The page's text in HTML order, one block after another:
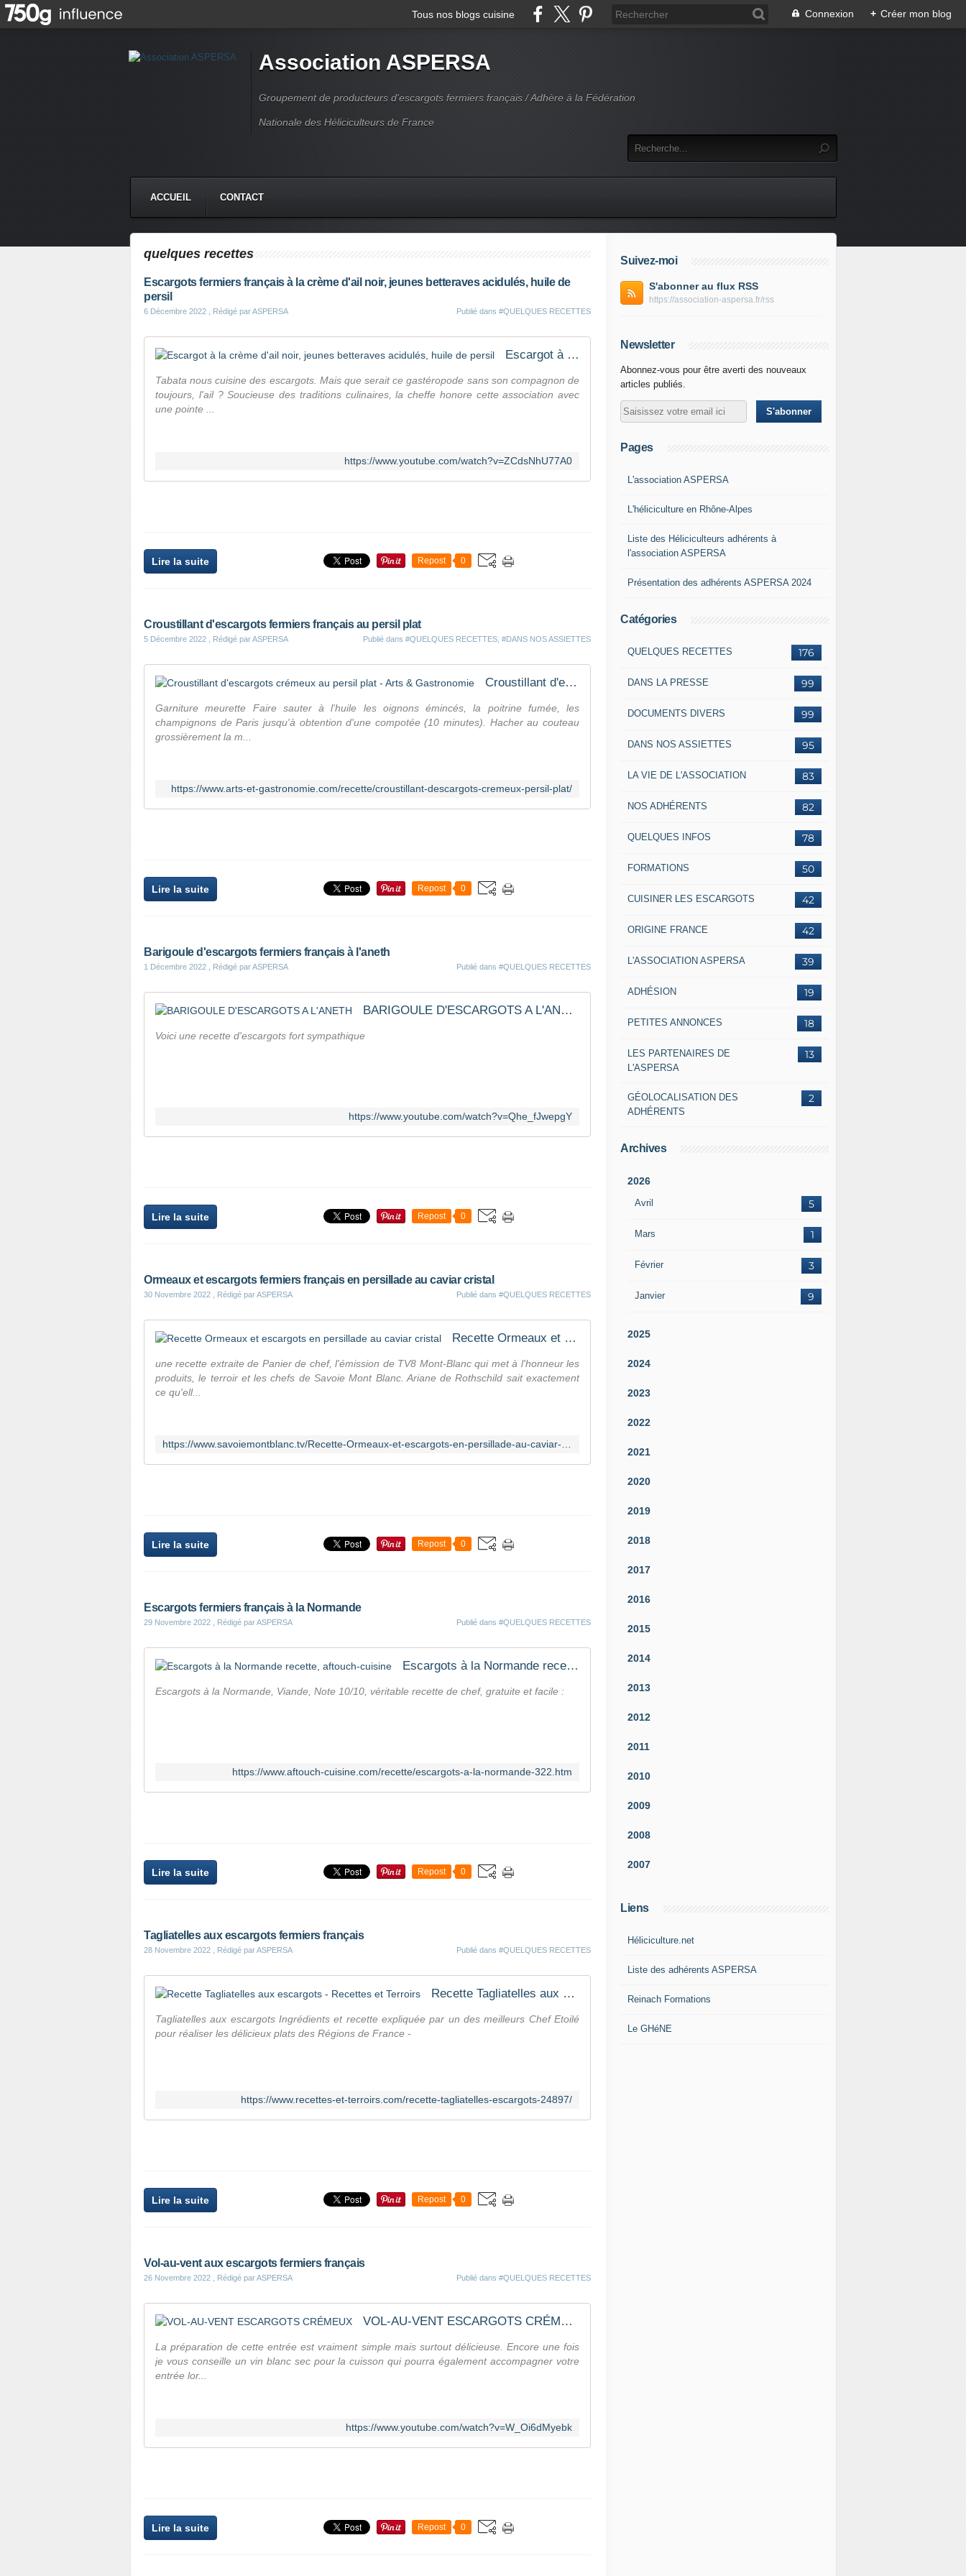
Tous nos blogs cuisine Connexion + Créer mon blog
Association ASPERSA
Groupement de producteurs d'escargots fermiers français / Adhère à la Fédération
Nationale des Héliciculteurs de France
ACCUEIL CONTACT
quelques recettes
Escargots fermiers français à la crème d'ail noir, jeunes betteraves acidulés, huile de
persil
6 Décembre 2022 , Rédigé par ASPERSA Publié dans #QUELQUES RECETTES
Escargot à la crème d'ail noir, jeunes betteraves acidulés, huile de persil
Tabata nous cuisine des escargots. Mais que serait ce gastéropode sans son compagnon de
toujours, l'ail ? Soucieuse des traditions culinaires, la cheffe honore cette association avec
une pointe ...
https://www.youtube.com/watch?v=ZCdsNhU77A0
Lire la suite Repost 0
Croustillant d'escargots fermiers français au persil plat
5 Décembre 2022 , Rédigé par ASPERSA Publié dans #QUELQUES RECETTES #DANS NOS ASSIETTES
Croustillant d'escargots crémeux au persil plat - Arts & Gastronomie
Garniture meurette Faire sauter à l'huile les oignons émincés, la poitrine fumée, les
champignons de Paris jusqu'à obtention d'une compotée (10 minutes). Hacher au couteau
grossièrement la m...
https://www.arts-et-gastronomie.com/recette/croustillant-descargots-cremeux-persil-plat/
Lire la suite Repost 0
Barigoule d'escargots fermiers français à l'aneth
1 Décembre 2022 , Rédigé par ASPERSA Publié dans #QUELQUES RECETTES
BARIGOULE D'ESCARGOTS A L'ANETH
Voici une recette d'escargots fort sympathique
https://www.youtube.com/watch?v=Qhe_fJwepgY
Lire la suite Repost 0
Ormeaux et escargots fermiers français en persillade au caviar cristal
30 Novembre 2022 , Rédigé par ASPERSA Publié dans #QUELQUES RECETTES
Recette Ormeaux et escargots en persillade au caviar cristal
une recette extraite de Panier de chef, l'émission de TV8 Mont-Blanc qui met à l'honneur les
produits, le terroir et les chefs de Savoie Mont Blanc. Ariane de Rothschild sait exactement
ce qu'ell...
Lire la suite Repost 0
Escargots fermiers français à la Normande
29 Novembre 2022 , Rédigé par ASPERSA Publié dans #QUELQUES RECETTES
Escargots à la Normande recette, aftouch-cuisine
Escargots à la Normande, Viande, Note 10/10, véritable recette de chef, gratuite et facile :
https://www.aftouch-cuisine.com/recette/escargots-a-la-normande-322.htm
Lire la suite Repost 0
Tagliatelles aux escargots fermiers français
28 Novembre 2022 , Rédigé par ASPERSA Publié dans #QUELQUES RECETTES
Recette Tagliatelles aux escargots - Recettes et Terroirs
Tagliatelles aux escargots Ingrédients et recette expliquée par un des meilleurs Chef Etoilé
pour réaliser les délicieux plats des Régions de France -
https://www.recettes-et-terroirs.com/recette-tagliatelles-escargots-24897/
Lire la suite Repost 0
Vol-au-vent aux escargots fermiers français
26 Novembre 2022 , Rédigé par ASPERSA Publié dans #QUELQUES RECETTES
VOL-AU-VENT ESCARGOTS CRÉMEUX
La préparation de cette entrée est vraiment simple mais surtout délicieuse. Encore une fois
je vous conseille un vin blanc sec pour la cuisson qui pourra également accompagner votre
entrée lor...
https://www.youtube.com/watch?v=W_Oi6dMyebk
Lire la suite Repost 0
Suivez-moi
S'abonner au flux RSS
https://association-aspersa.fr/rss
Newsletter
Abonnez-vous pour être averti des nouveaux
articles publiés.
Pages
L'association ASPERSA
L'héliciculture en Rhône-Alpes
Liste des Héliciculteurs adhérents à
l'association ASPERSA
Présentation des adhérents ASPERSA 2024
Catégories
176
QUELQUES RECETTES
99
DANS LA PRESSE
99
DOCUMENTS DIVERS
95
DANS NOS ASSIETTES
83
LA VIE DE L'ASSOCIATION
82
NOS ADHÉRENTS
78
QUELQUES INFOS
50
FORMATIONS
42
CUISINER LES ESCARGOTS
42
ORIGINE FRANCE
39
L'ASSOCIATION ASPERSA
19
ADHÉSION
18
PETITES ANNONCES
13
LES PARTENAIRES DE
L'ASPERSA
2
GÉOLOCALISATION DES
ADHÉRENTS
Archives
2026
Avril 5
Mars 1
Février 3
Janvier 9
2025
2024
2023
2022
2021
2020
2019
2018
2017
2016
2015
2014
2013
2012
2011
2010
2009
2008
2007
Liens
Héliciculture.net
Liste des adhérents ASPERSA
Reinach Formations
Le GHéNE